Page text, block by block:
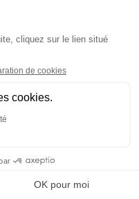
/ Pierre Olivier
Alexandre Delovane
C'est votre avenir